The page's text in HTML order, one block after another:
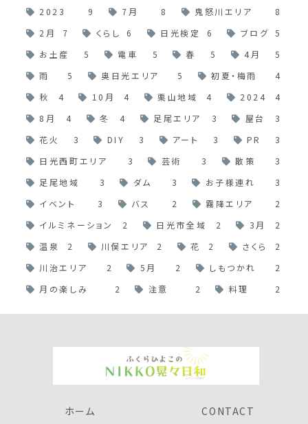
2023
9 7月 8 鬼怒川エリア
8
2月
7 くらし 6 日光検定 6 ブログ
5
お土産
5 電車 5 春 5 4月
5
雨
5 奥日光エリア 5 初夏・梅雨
4
秋
4 10月 4 栗山地域 4 2024
4
8月
4 冬 4 足尾エリア 3 屋台
3
花火
3 DIY 3 アート 3 PR
3
日光西町エリア
3 芸術 3 散策
3
足尾地域
3 ダム 3 お子様連れ
3
イベント
3 バス 2 霧降エリア
2
イルミネーション
2 日光市全域 2 3月
2
温泉
2 川俣エリア 2 花 2 さくら
2
川治エリア
2 5月 2 しもつかれ
2
月の楽しみ
2 注意 2 料理 2
ホーム CONTACT